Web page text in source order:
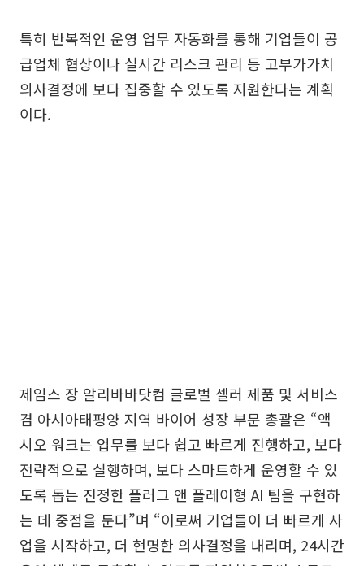
특히 반복적인 운영 업무 자동화를 통해 기업들이 공
급업체 협상이나 실시간 리스크 관리 등 고부가가치
의사결정에 보다 집중할 수 있도록 지원한다는 계획
이다.
제임스 장 알리바바닷컴 글로벌 셀러 제품 및 서비스
겸 아시아태평양 지역 바이어 성장 부문 총괄은 “액
시오 워크는 업무를 보다 쉽고 빠르게 진행하고, 보다
전략적으로 실행하며, 보다 스마트하게 운영할 수 있
도록 돕는 진정한 플러그 앤 플레이형 AI 팀을 구현하
는 데 중점을 둔다”며 “이로써 기업들이 더 빠르게 사
업을 시작하고, 더 현명한 의사결정을 내리며, 24시간